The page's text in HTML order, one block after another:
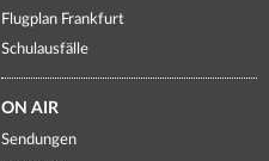
Flugplan Frankfurt
Schulausfälle
ON AIR
Sendungen